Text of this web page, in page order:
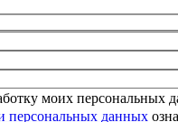
моих персональных
персональных данных